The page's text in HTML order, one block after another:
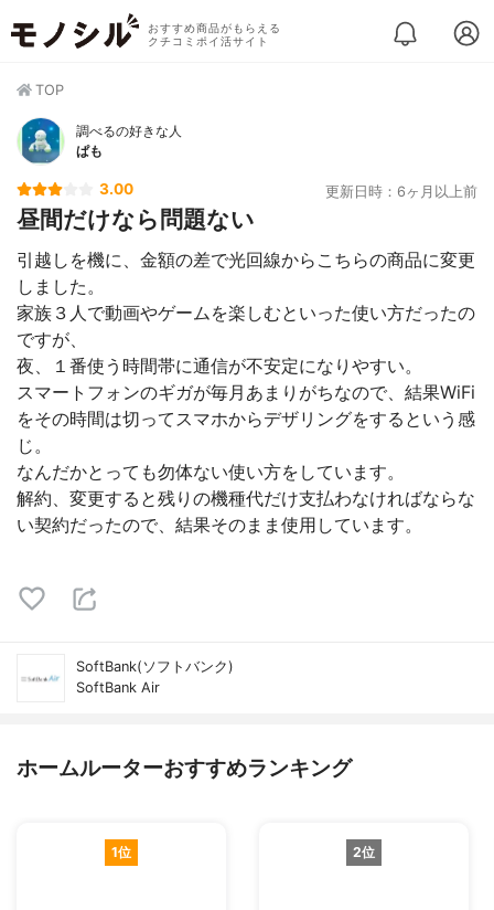
おすすめ商品がもらえる
クチコミポイ活サイト
TOP
調べるの好きな人
ぱも
3.00 更新日時：6ヶ月以上前
昼間だけなら問題ない
引越しを機に、金額の差で光回線からこちらの商品に変更
しました。
家族３人で動画やゲームを楽しむといった使い方だったの
ですが、
夜、１番使う時間帯に通信が不安定になりやすい。
スマートフォンのギガが毎月あまりがちなので、結果WiFi
をその時間は切ってスマホからデザリングをするという感
じ。
なんだかとっても勿体ない使い方をしています。
解約、変更すると残りの機種代だけ支払わなければならな
い契約だったので、結果そのまま使用しています。
SoftBank(ソフトバンク)
SoftBank Air
ホームルーターおすすめランキング
1位 2位